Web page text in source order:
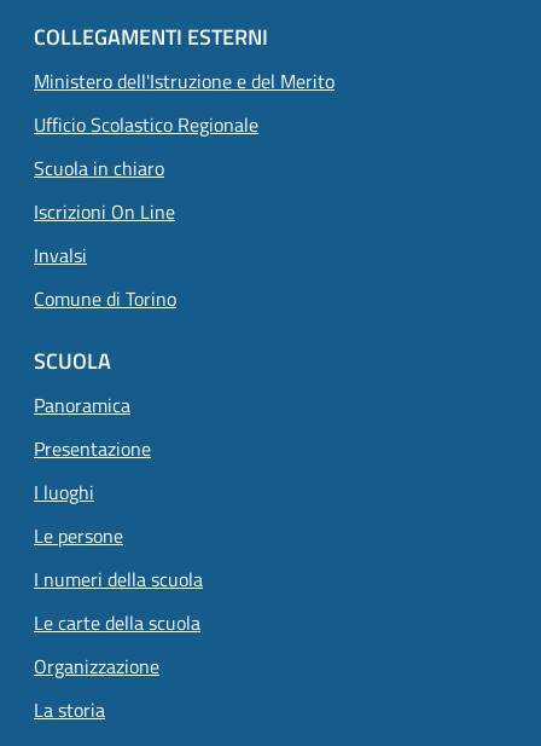
COLLEGAMENTI ESTERNI
Ministero dell'Istruzione e del Merito
Ufficio Scolastico Regionale
Scuola in chiaro
Iscrizioni On Line
Invalsi
Comune di Torino
SCUOLA
Panoramica
Presentazione
I luoghi
Le persone
I numeri della scuola
Le carte della scuola
Organizzazione
La storia